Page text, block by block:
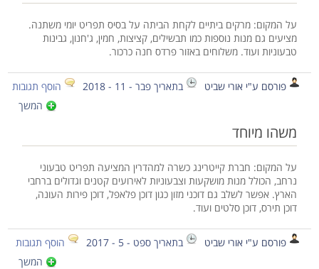
על המקום: מרקים ביתיים לקחת הביתה על בסיס תפריט יומי משתנה.
מציעים גם מנות נוספות כמו תבשילים, קציצות, חמין, ג'חנון, גבינות
טבעוניות ועוד. משלוחים באזור פרדס חנה כרכור.
פורסם ע"י אורי שביט בתאריך פבר - 11 - 2018
הוסף תגובות
המשך
משהו מיוחד
על המקום: חברת קייטרינג כשרה למהדרין המציעה תפריט טבעוני
נרחב, הכולל מנות מושקעות וצבעוניות לאירועים קטנים וגדולים ברחבי
הארץ. אפשר לשלב גם דוכני מזון כגון דוכן פלאפל, דוכן פירות העונה,
דוכן תירס, דוכן סלטים ועוד.
פורסם ע"י אורי שביט בתאריך ספט - 5 - 2017
הוסף תגובות
המשך